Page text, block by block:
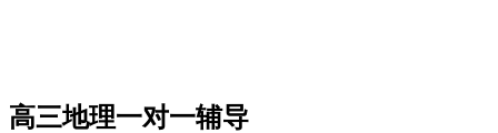
高三地理一对一辅导